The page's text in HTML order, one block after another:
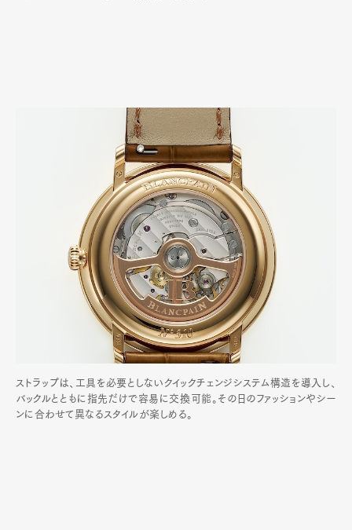
ストラップは、工具を必要としないクイックチェンジシステム構造を導入し、
バックルとともに指先だけで容易に交換可能。その日のファッションやシー
ンに合わせて異なるスタイルが楽しめる。